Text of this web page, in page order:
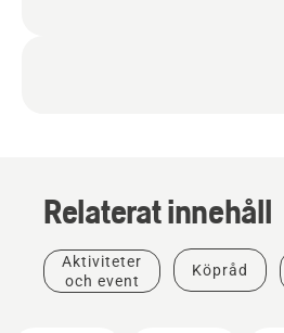
Relaterat innehåll
Aktiviteter
och event
Köpråd